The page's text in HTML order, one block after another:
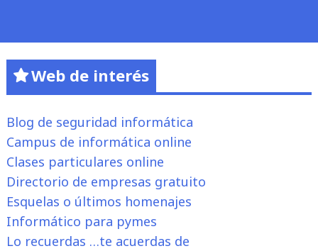
Web de interés
Blog de seguridad informática
Campus de informática online
Clases particulares online
Directorio de empresas gratuito
Esquelas o últimos homenajes
Informático para pymes
Lo recuerdas …te acuerdas de